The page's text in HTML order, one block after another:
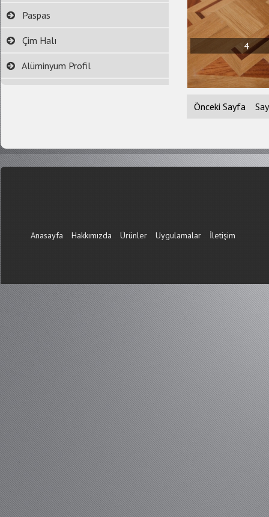
Paspas
Çim Halı
Alüminyum Profil
4
Önceki Sayfa
Anasayfa Hakkımızda Ürünler Uygulamalar İletişim